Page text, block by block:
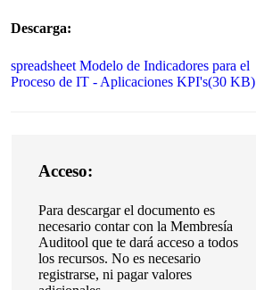
Descarga:
spreadsheet Modelo de Indicadores para el
Proceso de IT - Aplicaciones KPI's(30 KB)
Acceso:
Para descargar el documento es
necesario contar con la Membresía
Auditool que te dará acceso a todos
los recursos. No es necesario
registrarse, ni pagar valores